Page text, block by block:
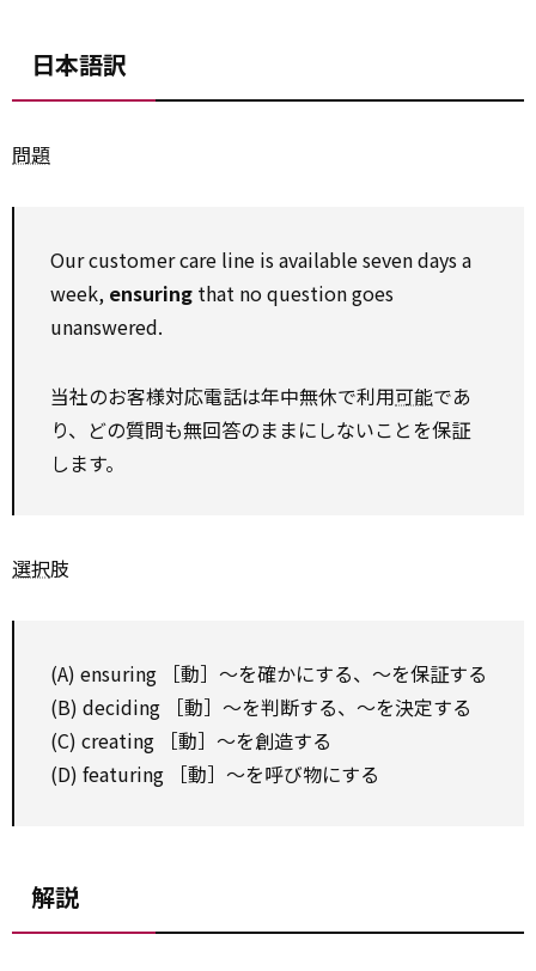
日本語訳
問題
Our customer care line is available seven days a
week, ensuring that no question goes
unanswered.
当社のお客様対応電話は年中無休で利用可能であ
り、どの質問も無回答のままにしないことを保証
します。
選択肢
(A) ensuring ［動］～を確かにする、～を保証する
(B) deciding ［動］～を判断する、～を決定する
(C) creating ［動］～を創造する
(D) featuring ［動］～を呼び物にする
解説